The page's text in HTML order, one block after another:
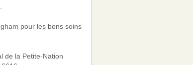
pour les bons soins
de la Petite-Nation